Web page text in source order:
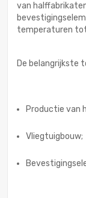
van
temperaturen
De belangrijkste
Productie van
Vliegtuigbouw;